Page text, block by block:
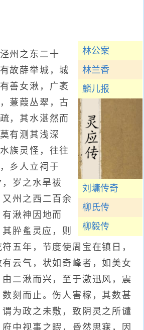
林公案
林兰香
麟儿报
刘墉传奇
柳氏传
柳毅传
之东二十
故薛举城，城
善女湫，广袤
蒹葭丛翠，古
，其水湛然而
有测其浅深
族灵怪，往往
乡人立祠于
岁之水旱祓
州之西二百余
湫神因地而
肸蚃灵应，则
五年，节度使周宝在镇日，
云气，状如奇峰者，如美女
二湫而兴，至于激迅风，震
刻而止。伤人害稼，其数甚
为政之未敷，致阴灵之所谴
中视事之暇，昏然思寐，因